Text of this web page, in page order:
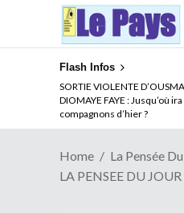
Flash Infos
SORTIE VIOLENTE
DIOMAYE FAYE : Jusqu’où
compagnons d’hier ?
Home
La Pensée
LA PENSEE DU JOUR